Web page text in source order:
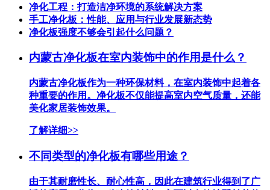
净化工程：打造洁净环境的系统解决方案
手工净化板：性能、应用与行业发展新态势
净化板强度不够会引起什么问题？
内蒙古净化板在室内装饰中的作用是什么？
内蒙古净化板作为一种环保材料，在室内装饰中起着各
种重要的作用。净化板不仅能提高室内空气质量，还能
美化家居装饰效果。
了解详细>>
不同类型的净化板有哪些用途？
由于其耐磨性长、耐心性高，因此在建筑行业得到了广